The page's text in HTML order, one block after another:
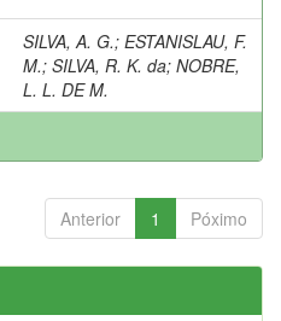
SILVA, A. G.; ESTANISLAU, F.
M.; SILVA, R. K. da; NOBRE,
L. L. DE M.
Anterior 1 Póximo